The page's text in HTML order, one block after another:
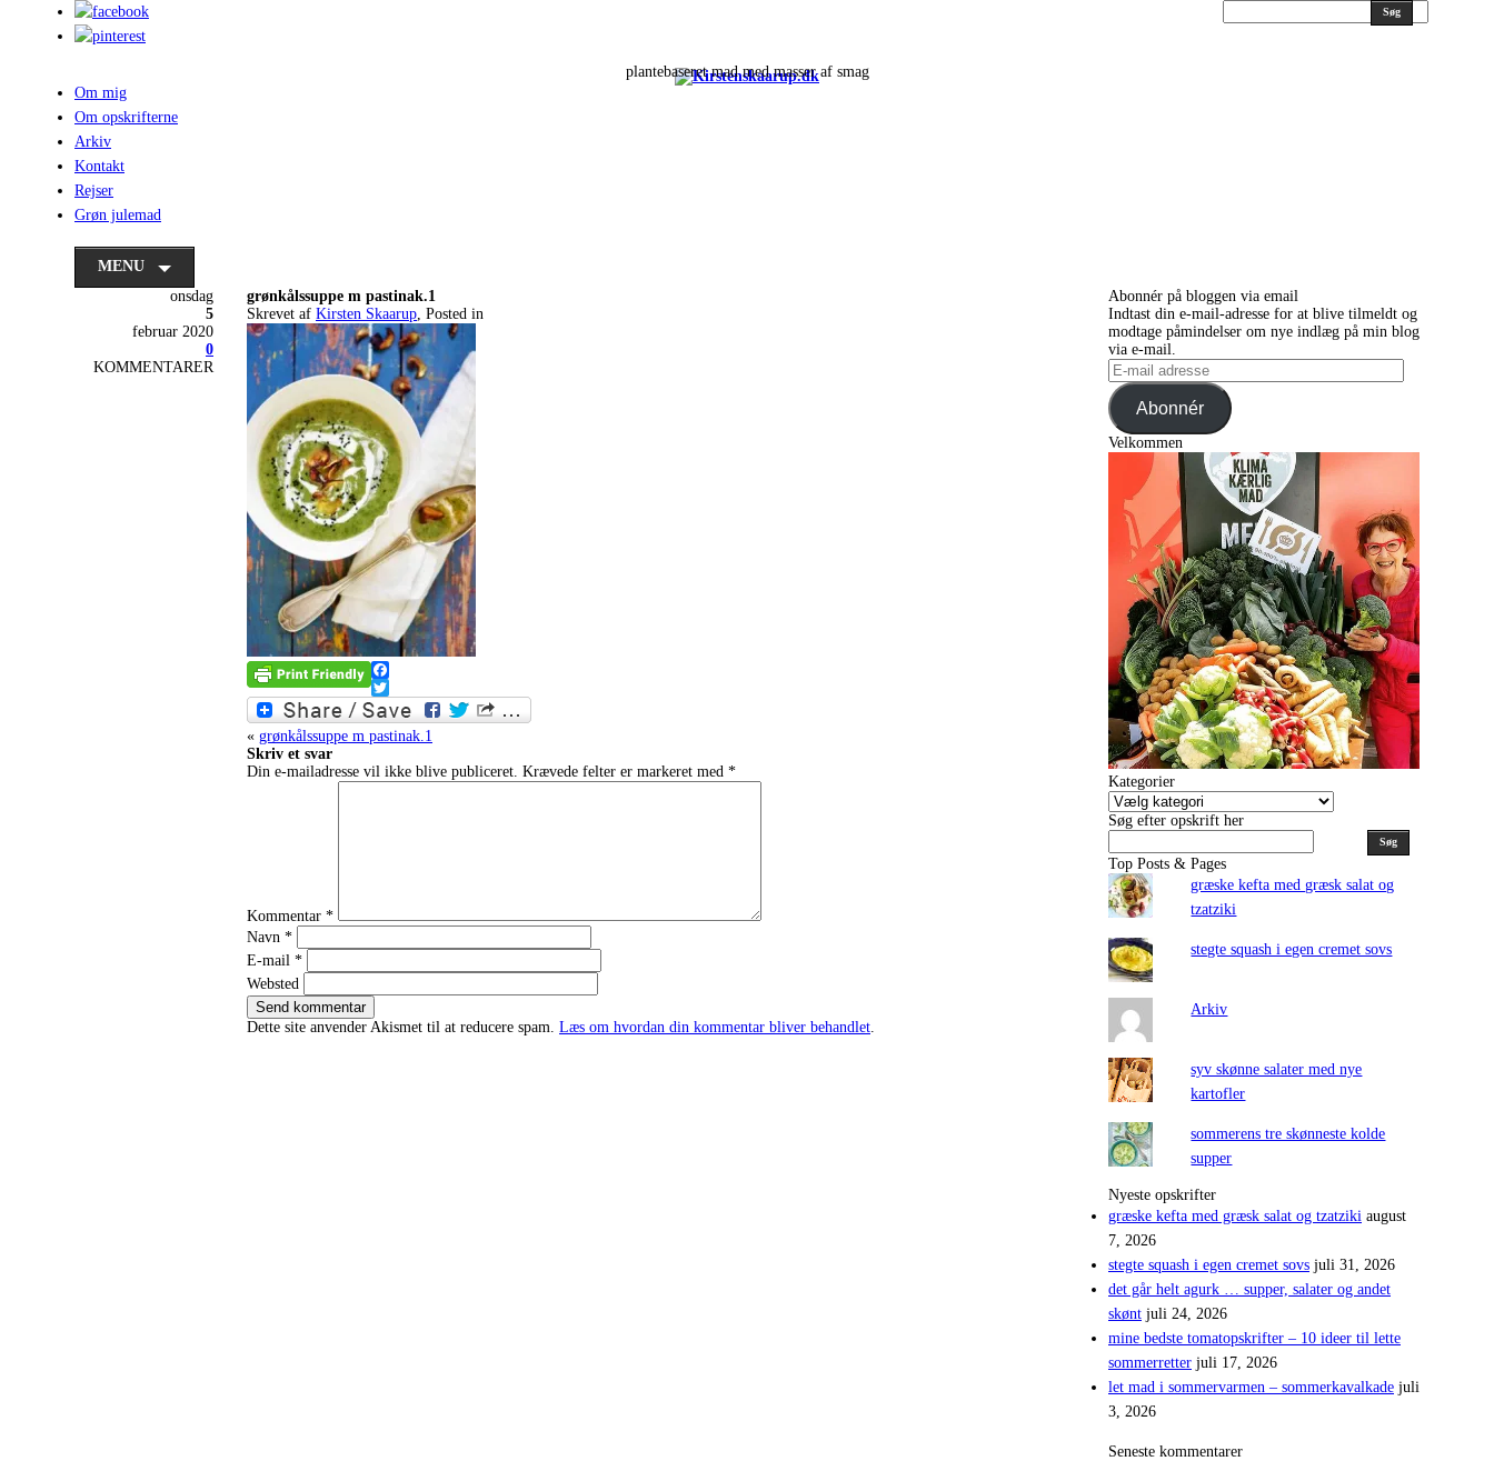
Søg
plantebaseret mad med masser af smag
Om mig
Om opskrifterne
Arkiv
Kontakt
Rejser
Grøn julemad
MENU
onsdag
5
februar 2020
0
KOMMENTARER
grønkålssuppe m pastinak.1
Skrevet afKirsten Skaarup, Posted in
Facebook
Twitter
«grønkålssuppe m pastinak.1
Skriv et svar
Din e-mailadresse vil ikke blive publiceret. Krævede felter er markeret med*
Kommentar*
Navn*
E-mail*
Websted
Dette site anvender Akismet til at reducere spam.Læs om hvordan din kommentar bliver behandlet.
Abonnér på bloggen via email
Indtast din e-mail-adresse for at blive tilmeldt og
modtage påmindelser om nye indlæg på min blog
via e-mail.
E-
mail
adresseAbonnér
Velkommen
Kategorier
Kategorier
Søg efter opskrift her
Søg
Top Posts & Pages
græske kefta med græsk salat og
tzatziki
stegte squash i egen cremet sovs
Arkiv
syv skønne salater med nye
kartofler
sommerens tre skønneste kolde
supper
Nyeste opskrifter
græske kefta med græsk salat og tzatziki august
7, 2026
stegte squash i egen cremet sovs juli 31, 2026
det går helt agurk … supper, salater og andet
skønt juli 24, 2026
mine bedste tomatopskrifter – 10 ideer til lette
sommerretter juli 17, 2026
let mad i sommervarmen – sommerkavalkade juli
3, 2026
Seneste kommentarer